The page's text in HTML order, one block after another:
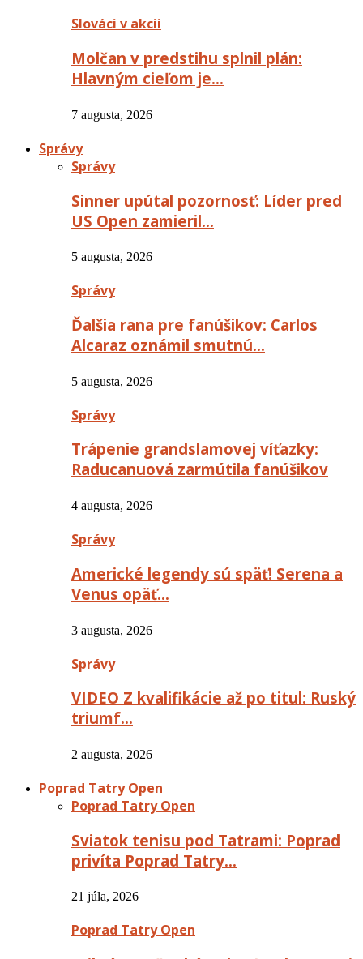
Slováci v akcii
Molčan v predstihu splnil plán:
Hlavným cieľom je…
7 augusta, 2026
Správy
Správy
Sinner upútal pozornosť: Líder pred
US Open zamieril…
5 augusta, 2026
Správy
Ďalšia rana pre fanúšikov: Carlos
Alcaraz oznámil smutnú…
5 augusta, 2026
Správy
Trápenie grandslamovej víťazky:
Raducanuová zarmútila fanúšikov
4 augusta, 2026
Správy
Americké legendy sú späť! Serena a
Venus opäť…
3 augusta, 2026
Správy
VIDEO Z kvalifikácie až po titul: Ruský
triumf…
2 augusta, 2026
Poprad Tatry Open
Poprad Tatry Open
Sviatok tenisu pod Tatrami: Poprad
privíta Poprad Tatry…
21 júla, 2026
Poprad Tatry Open